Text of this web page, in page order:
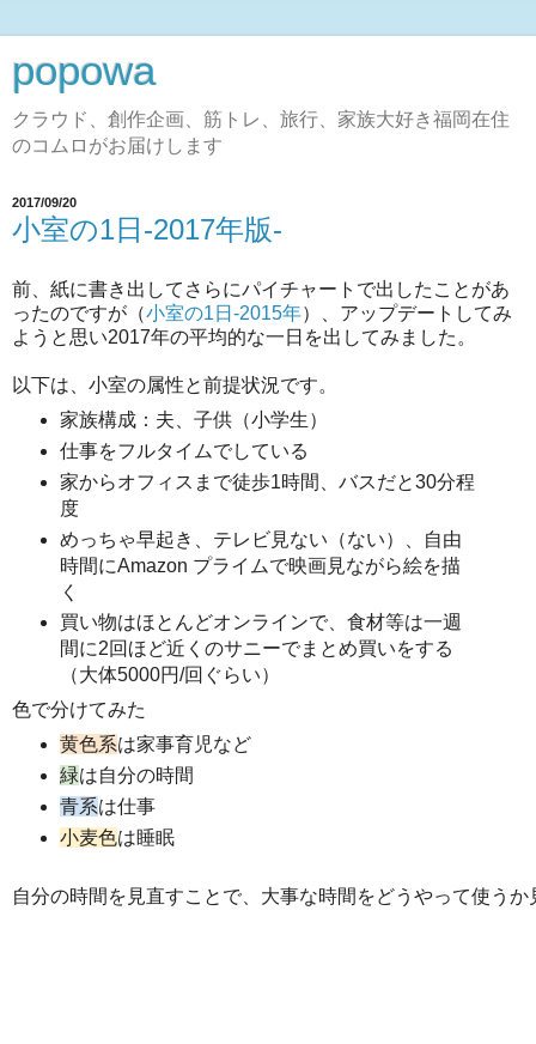
popowa
クラウド、創作企画、筋トレ、旅行、家族大好き福岡在住
のコムロがお届けします
2017/09/20
小室の1日-2017年版-
前、紙に書き出してさらにパイチャートで出したことがあ
ったのですが（小室の1日-2015年）、アップデートしてみ
ようと思い2017年の平均的な一日を出してみました。
以下は、小室の属性と前提状況です。
家族構成：夫、子供（小学生）
仕事をフルタイムでしている
家からオフィスまで徒歩1時間、バスだと30分程
度
めっちゃ早起き、テレビ見ない（ない）、自由
時間にAmazon プライムで映画見ながら絵を描
く
買い物はほとんどオンラインで、食材等は一週
間に2回ほど近くのサニーでまとめ買いをする
（大体5000円/回ぐらい）
色で分けてみた
黄色系は家事育児など
緑は自分の時間
青系は仕事
小麦色は睡眠
自分の時間を見直すことで、大事な時間をどうやって使う